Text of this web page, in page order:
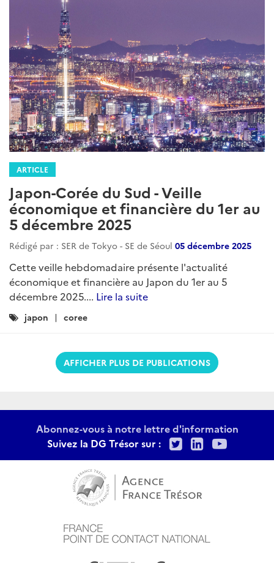
ARTICLE
Japon-Corée du Sud - Veille
économique et financière du 1er au
5 décembre 2025
Rédigé par : SER de Tokyo - SE de Séoul 05 décembre 2025
Cette veille hebdomadaire présente l'actualité
économique et financière au Japon du 1er au 5
décembre 2025.... Lire la suite
Catégories
japon coree
AFFICHER PLUS DE PUBLICATIONS
Abonnez-vous à notre lettre d'information
Suivez la DG Trésor sur :
TwitterLinkedIn